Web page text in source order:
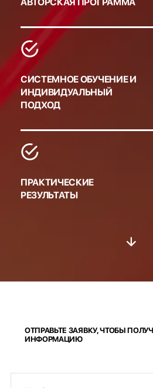
СИСТЕМНОЕ ОБУЧЕНИЕ И
ИНДИВИДУАЛЬНЫЙ
ПОДХОД
ПРАКТИЧЕСКИЕ
РЕЗУЛЬТАТЫ
ОТПРАВЬТЕ ЗАЯВКУ, ЧТОБЫ
ИНФОРМАЦИЮ